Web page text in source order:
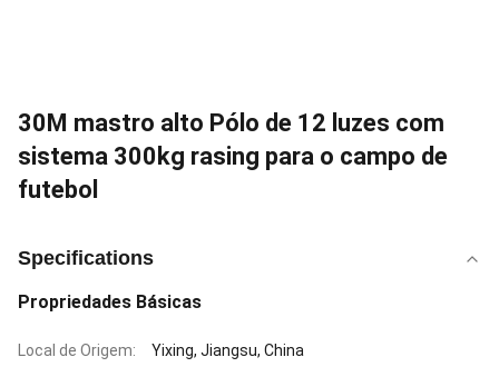
30M mastro alto Pólo de 12 luzes com
sistema 300kg rasing para o campo de
futebol
Specifications
Propriedades Básicas
Local de Origem: Yixing, Jiangsu, China